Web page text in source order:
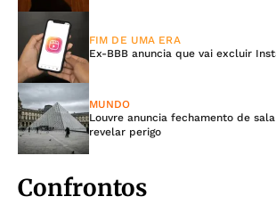
FIM DE UMA ERA
Ex-BBB anuncia que vai excluir
MUNDO
Louvre anuncia fechamento de
revelar perigo
Confrontos